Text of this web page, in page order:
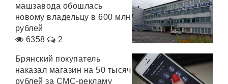
машзавода обошлась
новому владельцу в 600 млн
рублей
6358
2
Брянский покупатель
наказал магазин на 50 тысяч
рублей за СМС-рекламу